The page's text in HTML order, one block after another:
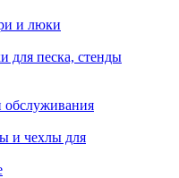
и люки
песка, стенды
обслуживания
и чехлы для